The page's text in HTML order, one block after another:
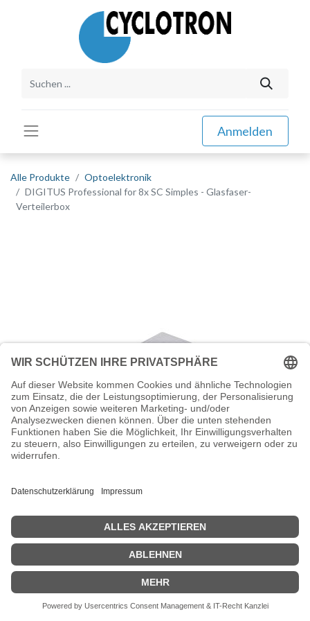
Anmelden
Alle Produkte
Optoelektronik
DIGITUS Professional for 8x SC Simples - Glasfaser-
Verteilerbox
DIGITUS Professional for 8x SC Simples
- Glasfaser-Verteilerbox
Digitus Professional for 8x SC Simples - Glasfaser-Verteilerbox
Zeige Preise inklusiv MwSt. (Brutto)
24,70€ inkl. MwSt.